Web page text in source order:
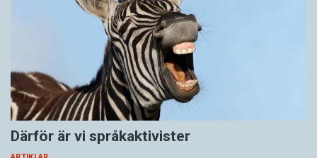
Därför är vi språkaktivister